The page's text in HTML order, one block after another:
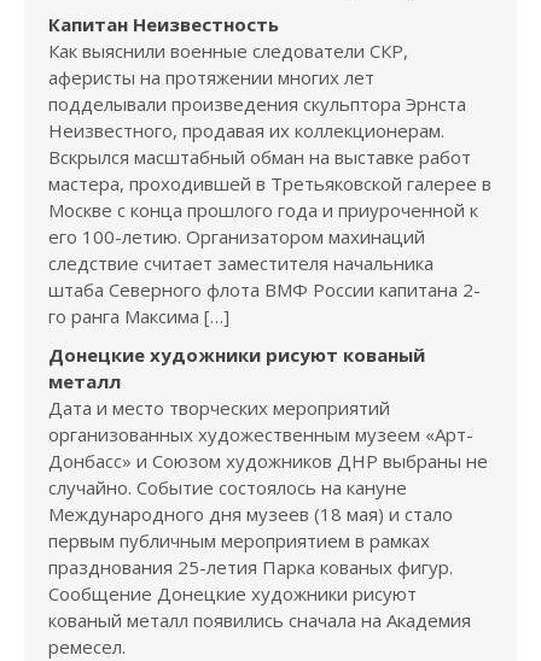
Капитан Неизвестность
Как выяснили военные следователи СКР,
аферисты на протяжении многих лет
подделывали произведения скульптора Эрнста
Неизвестного, продавая их коллекционерам.
Вскрылся масштабный обман на выставке работ
мастера, проходившей в Третьяковской галерее в
Москве с конца прошлого года и приуроченной к
его 100-летию. Организатором махинаций
следствие считает заместителя начальника
штаба Северного флота ВМФ России капитана 2-
го ранга Максима […]
Донецкие художники рисуют кованый
металл
Дата и место творческих мероприятий
организованных художественным музеем «Арт-
Донбасс» и Союзом художников ДНР выбраны не
случайно. Событие состоялось на кануне
Международного дня музеев (18 мая) и стало
первым публичным мероприятием в рамках
празднования 25-летия Парка кованых фигур.
Сообщение Донецкие художники рисуют
кованый металл появились сначала на Академия
ремесел.